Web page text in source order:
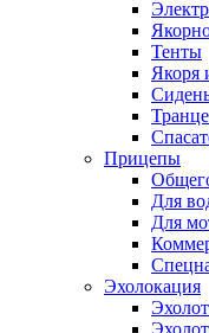
Тенты
Якоря
Прицепы
Для
Для
Эхолокация